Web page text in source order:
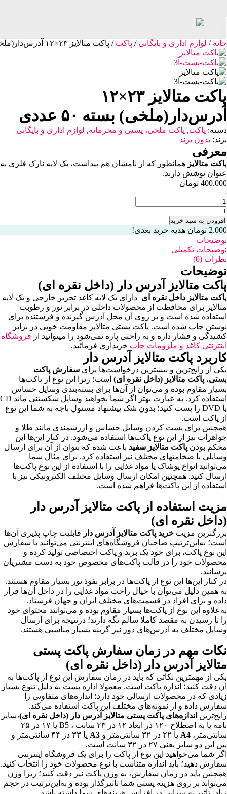
خانه / لوازم اداری و بایگانی / پاکت / پاکت متالایز ۲۳×۱۲ آدرس‌دار(ملخی) بسته ۵۰ عددی
پاکت متالایز ۲۳×۱۲
آدرس‌دار(ملخی) بسته ۵۰ عددی
دسته: پاکت, پاکت ملخی، پستی و محرمانه, لوازم اداری و بایگانی
برند: بدون برند
معرفی
پاکت‌‌ متالایز همانطور که از نامشان هم پیداست، یک لایه نازک فلزی به
عنوان پوشش دارند.
400.000 تومان
-
پاکت
متالایز
۲۳×۱۲
آدرس‌دار(ملخی)
بسته
۵۰
عددی
عدد
+
افزودن به سبد خرید
2.000 تومان هدیه خرید بعدی!
توضیحات
توضیحات تکمیلی
نظرات (0)
توضیحات
پاکت متالایز آدرس دار (داخل نقره ای)
پاکت متالایز داخل نقره ای دارای یک لایه کاغذ تحریر خارجی و یک لایه
متالایز برای محافظت از محصولات داخلی در برابر نور و رطوبت
استفاده شده است و بر روی آن محل آدرس گیرنده و فرستنده برای
نوشتن چاپ شده است. پاکت پستی متالایز مقاومت خوبی در برابر
کشیدگی و فشار داره و به راحتی پاره نمی‌شود را میتوانید از فروشگاه
اینترنتی کاغذ و ملزومات چاپ خریداری فرمائید.
کاربرد پاکت متالایز آدرس دار
یکی از رایج‌ترین و بیشترین درخواست‌ها برای سفارش پاکت‌
پستی، پاکت متالایز (داخل نقره ای) است؛ زیرا این نوع از پاکت‌ها
بسیار مقاوم بوده و می‌توان از آن‌ها برای بسته‌بندی وسایل حساس
استفاده کرد. به عبارت بهتر اگر شما بخواهید وسایل شکستنی ماند CD
یا DVD را پست کنید؛ بدون شک پیشنهاد مسئول باجه به شما این نوع
از پاکت است.
همچنین برای پست کردن وسایل حساس و ارزشمندی مانند طلا و
جواهرات نیز از این نوع پاکت‌ها استفاده می‌شود. در کنار این‌ها این
محکم بودن پاکت متالایز سفید باعث شده که بتوان از آن برای ارسال
وسایلی با ضخامتهای مختلف نیز استفاده کرد. برای مثال شما
می‌توانید انواع پوشاک یا مواد غذایی را با استفاده از این نوع پاکت‌ها
ارسال کنید. همچنین امکان ارسال وسایل مختلف الکترونیکی نیز با
استفاده از این پاکت‌ها فراهم شده است.
مزیت ‌ استفاده از پاکت متالایز آدرس دار
(داخل نقره ای)
بزرگترین مزیت خرید پاکت متالایز آدرس دار قابلیت چاپ پذیری آن‌ها
است؛ به‌این‌ترتیب صاحبان فروشگاه‌های اینترنتی می‌توانند با سفارش
این نوع پاکت، برای خود یک برند و پاکت اختصاصی تولید کرده و
محصولات خود را در قالب پاکت‌های مخصوص خود به دست مشتریان
برسانند.
در کنار این‌ها این نوع از پاکت‌ها در برابر نفوذ نور بسیار مقاوم هستند.
به همین دلیل می‌توان با خیال راحت مواد غذایی را در داخل آن‌ها قرار
داده و برای افراد در قسمت‌های مختلف ایران و جهان فرستاد.
به‌علاوه این نوع از پاکت‌ها بسیار مقاوم بوده و می‌توانند محتوای خود
را تا رسیدن به مقصد کاملا سالم نگه دارند؛ درنتیجه برای ارسال
وسایل مختلف به آدرس‌های دور نیز گزینه بسیار مناسبی هستند.
نکات مهم در زمان سفارش پاکت پستی
متالایز آدرس دار (داخل نقره ای)
یکی از مهمترین نکاتی که باید در زمان سفارش این نوع از پاکت‌ها به
آن دقت کنید؛ اندازه پاکت است. معمولا اداره پست به دلیل تنوع بسیار
زیادی که در محصولات ارسالی خود دارد؛ اندازه‌های متفاوتی را
سفارش داده و از نمونه‌های مختلف این پاکت استفاده می‌کند.
رایج‌ترین اندازه‌های پاکت پستی متالایز آدرس دار (داخل نقره ای)،سایز
نامه یا به اصطلاح ۱۲۰ در ابعاد ۱۲ در ۲۳ سانت ، B5 یا ۱۷ در ۲۵
سانتی‌متر، A4 یا ۲۲ در ۳۲ سانتی‌متر و A3
یا ۳۳ در ۴۴ سانتی‌متر و
بین این دو سایز یعنی ۲۷ در ۳۲ سانت است.
اگر شما می‌خواهید این نوع از پاکت را برای یک فروشگاه اینترنتی
سفارش دهید؛ باید اندازه متناسب با نوع محصولات خود را انتخاب کنید.
همچنین باید در زمان سفارش، به وزن پاکت نیز دقت کنید؛ زیرا وزن
می‌تواند بر روی هزینه پستی شما تاثیرگذار بوده و به‌این‌ترتیب در حجم
کاغذ
/
مقوا
لوازم
اداری
بایگانی
ملزومات
چاپ
فروشگاه
تماس
با
ما